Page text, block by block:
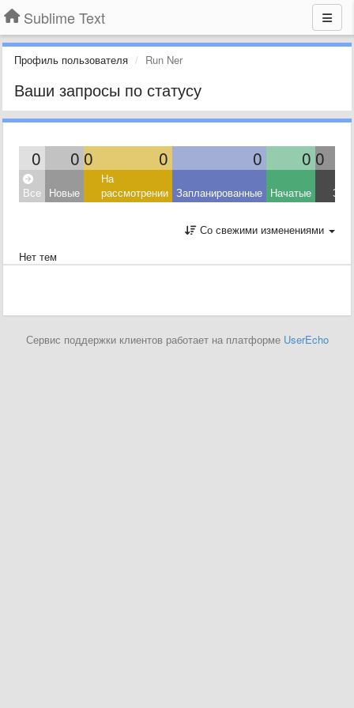
Sublime Text
Профиль пользователя Run Ner
Ваши запросы по статусу
0 0 0 0 0 0 0
Все Новые
На
рассмотрении Запланированные Начатые
Со свежими изменениями
Нет тем
Сервис поддержки клиентов работает на платформе UserEcho